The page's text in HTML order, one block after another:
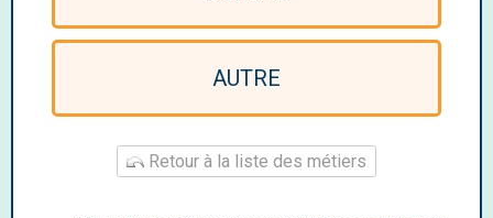
AUTRE
Retour à la liste des métiers